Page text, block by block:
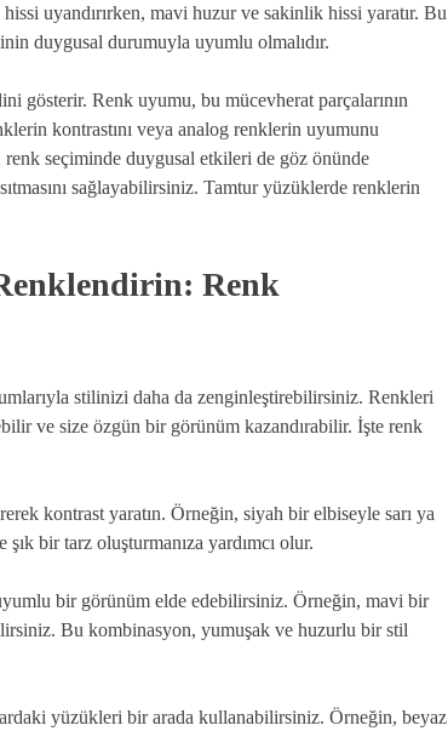
uyandırırken, mavi huzur ve sakinlik hissi yaratır. Bu
duygusal durumuyla uyumlu olmalıdır.
gösterir. Renk uyumu, bu mücevherat parçalarının
kontrastını veya analog renklerin uyumunu
seçiminde duygusal etkileri de göz önünde
sağlayabilirsiniz. Tamtur yüzüklerde renklerin
Renk
stilinizi daha da zenginleştirebilirsiniz. Renkleri
ve size özgün bir görünüm kazandırabilir. İşte renk
kontrast yaratın. Örneğin, siyah bir elbiseyle sarı ya
bir tarz oluşturmanıza yardımcı olur.
bir görünüm elde edebilirsiniz. Örneğin, mavi bir
Bu kombinasyon, yumuşak ve huzurlu bir stil
yüzükleri bir arada kullanabilirsiniz. Örneğin, beyaz